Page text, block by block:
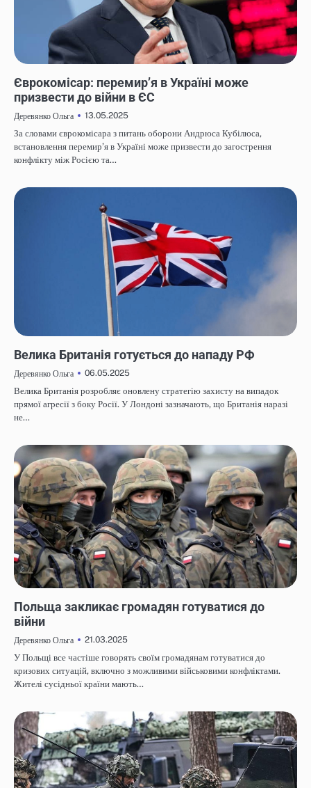
Єврокомісар: перемир’я в Україні може
призвести до війни в ЄС
Деревянко Ольга
13.05.2025
За словами єврокомісара з питань оборони Андрюса Кубілюса,
встановлення перемир’я в Україні може призвести до загострення
конфлікту між Росією та…
Велика Британія готується до нападу РФ
Деревянко Ольга
06.05.2025
Велика Британія розробляє оновлену стратегію захисту на випадок
прямої агресії з боку Росії. У Лондоні зазначають, що Британія наразі
не…
Польща закликає громадян готуватися до
війни
Деревянко Ольга
21.03.2025
У Польщі все частіше говорять своїм громадянам готуватися до
кризових ситуацій, включно з можливими військовими конфліктами.
Жителі сусідньої країни мають…